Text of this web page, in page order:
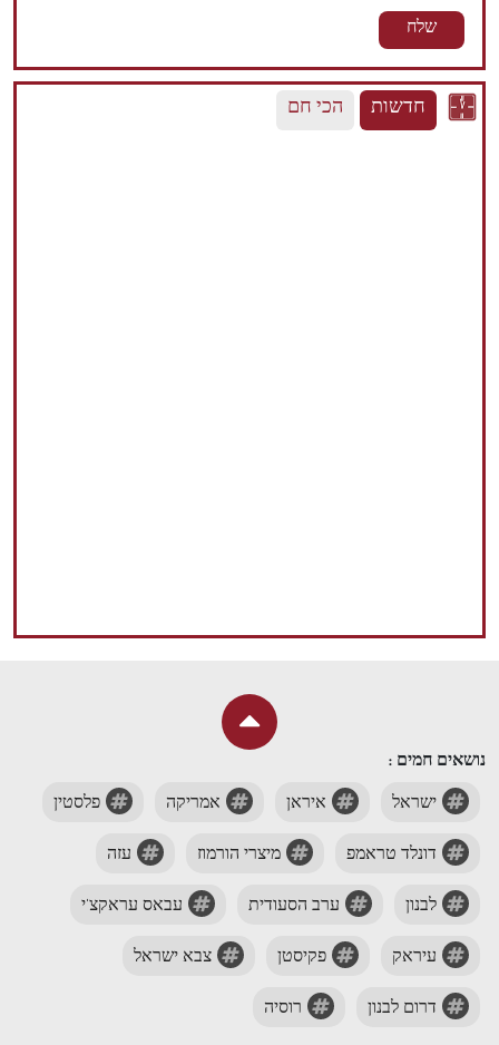
חדשות הכי חם
נושאים חמים :
ישראל איראן אמריקה פלסטין
דונלד טראמפ מיצרי הורמוז עזה
לבנון ערב הסעודית עבאס עראקצ'י
עיראק פקיסטן צבא ישראל
דרום לבנון רוסיה